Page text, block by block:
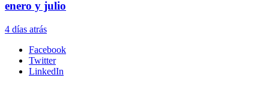
enero y julio
4 días atrás
Facebook
Twitter
LinkedIn